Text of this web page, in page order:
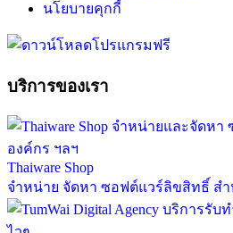
นโยบายคุกกี้
บริการของเรา
Thaiware Shop
จำหน่าย จัดหา ซอฟต์แวร์ลิขสิทธิ์ สำ